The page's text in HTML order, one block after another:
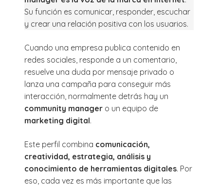
Su función es comunicar, responder, escuchar
y crear una relación positiva con los usuarios.
Cuando una empresa publica contenido en
redes sociales, responde a un comentario,
resuelve una duda por mensaje privado o
lanza una campaña para conseguir más
interacción, normalmente detrás hay un
community manager o un equipo de
marketing digital.
Este perfil combina comunicación,
creatividad, estrategia, análisis y
conocimiento de herramientas digitales. Por
eso, cada vez es más importante que las